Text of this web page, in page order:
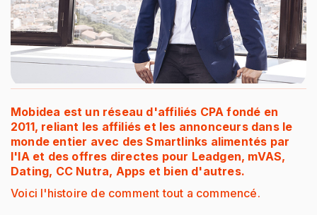
Mobidea est un réseau d'affiliés CPA fondé en
2011, reliant les affiliés et les annonceurs dans le
monde entier avec des Smartlinks alimentés par
l'IA et des offres directes pour Leadgen, mVAS,
Dating, CC Nutra, Apps et bien d'autres.
Voici l'histoire de comment tout a commencé.